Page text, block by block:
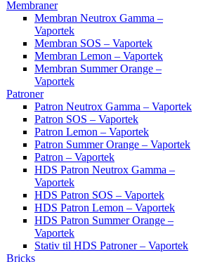
Membraner
Membran Neutrox Gamma –
Vaportek
Membran SOS – Vaportek
Membran Lemon – Vaportek
Membran Summer Orange –
Vaportek
Patroner
Patron Neutrox Gamma – Vaportek
Patron SOS – Vaportek
Patron Lemon – Vaportek
Patron Summer Orange – Vaportek
Patron – Vaportek
HDS Patron Neutrox Gamma –
Vaportek
HDS Patron SOS – Vaportek
HDS Patron Lemon – Vaportek
HDS Patron Summer Orange –
Vaportek
Stativ til HDS Patroner – Vaportek
Bricks